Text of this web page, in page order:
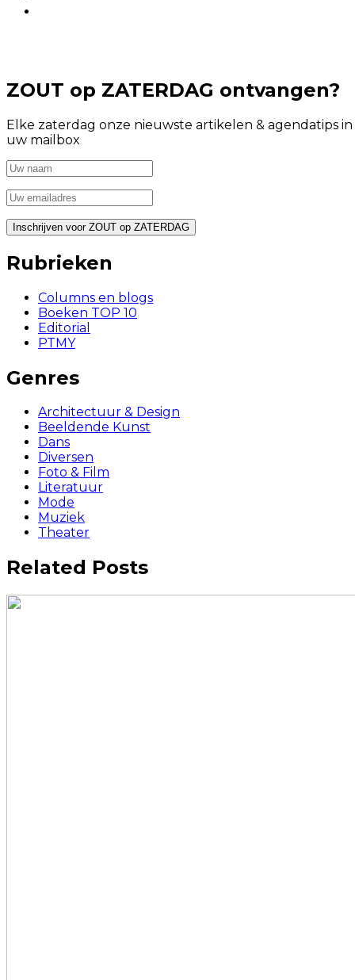
ZOUT op ZATERDAG ontvangen?
Elke zaterdag onze nieuwste artikelen & agendatips in
uw mailbox
Rubrieken
Columns en blogs
Boeken TOP 10
Editorial
PTMY
Genres
Architectuur & Design
Beeldende Kunst
Dans
Diversen
Foto & Film
Literatuur
Mode
Muziek
Theater
Related Posts